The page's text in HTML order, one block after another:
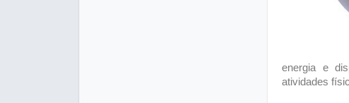
energia e
atividades